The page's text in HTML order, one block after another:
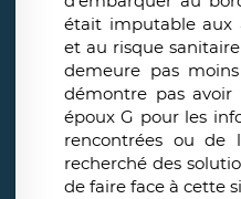
était imputable aux
et au risque sanitaire
demeure pas
démontre pas
époux G pour les
rencontrées ou de
recherché des
de faire face à cette